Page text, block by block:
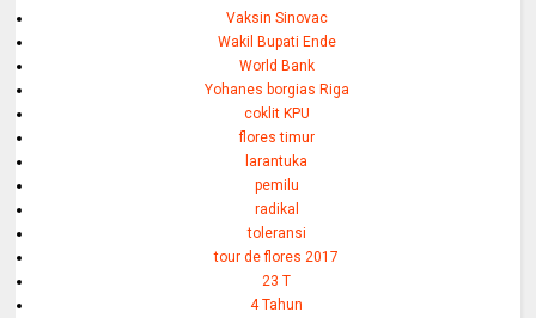
Vaksin Sinovac
Wakil Bupati Ende
World Bank
Yohanes borgias Riga
coklit KPU
flores timur
larantuka
pemilu
radikal
toleransi
tour de flores 2017
23 T
4 Tahun